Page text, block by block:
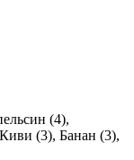
(4),
(3), Банан (3),